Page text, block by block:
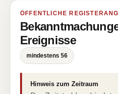
ÖFFENTLICHE
Ereignisse
mindestens 56
Hinweis zum Zeitraum